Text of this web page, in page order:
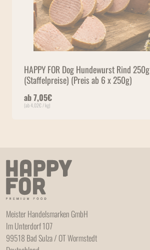
HAPPY FOR Dog Hundewurst Rind 250g
(Staffelpreise) (Preis ab 6 x 250g)
ab7,05€
(ab4,02€ / kg)
Meister Handelsmarken GmbH
Im Unterdorf 107
99518 Bad Sulza / OT Wormstedt